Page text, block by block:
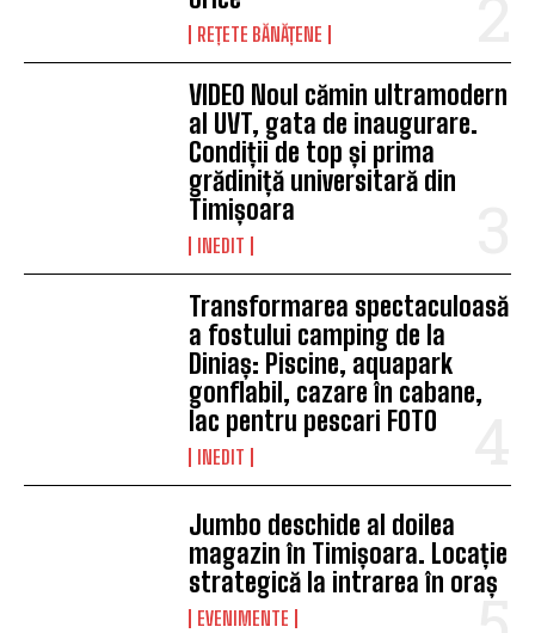
REȚETE BĂNĂȚENE
VIDEO Noul cămin ultramodern
al UVT, gata de inaugurare.
Condiții de top și prima
grădiniță universitară din
Timișoara
INEDIT
Transformarea spectaculoasă
a fostului camping de la
Diniaș: Piscine, aquapark
gonflabil, cazare în cabane,
lac pentru pescari FOTO
INEDIT
Jumbo deschide al doilea
magazin în Timișoara. Locație
strategică la intrarea în oraș
EVENIMENTE